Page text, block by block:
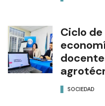
Ciclo
SOCIEDAD